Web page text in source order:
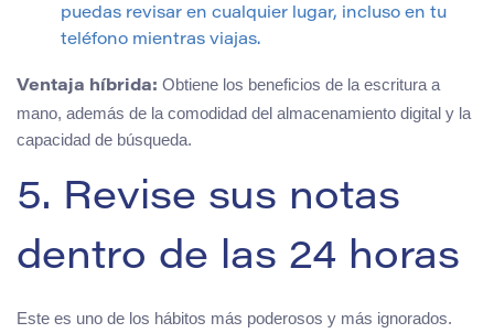
puedas revisar en cualquier lugar, incluso en tu
teléfono mientras viajas.
Ventaja híbrida: Obtiene los beneficios de la escritura a
mano, además de la comodidad del almacenamiento digital y la
capacidad de búsqueda.
5. Revise sus notas
dentro de las 24 horas
Este es uno de los hábitos más poderosos y más ignorados.